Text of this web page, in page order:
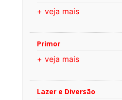
+ veja mais
Primor
+ veja mais
Lazer e Diversão